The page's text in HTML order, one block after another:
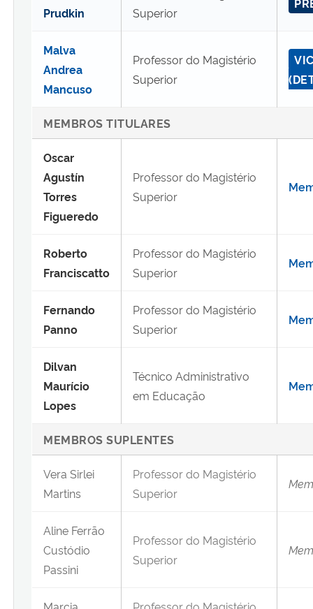
Prudkin
Superior
Malva
Andrea
Mancuso
Professor do Magistério
Superior
MEMBROS TITULARES
Oscar
Agustín
Torres
Figueredo
Professor do Magistério
Superior
Roberto
Franciscatto
Professor do Magistério
Superior
Fernando
Panno
Professor do Magistério
Superior
Dilvan
Maurício
Lopes
Técnico Administrativo
em Educação
MEMBROS SUPLENTES
Vera Sirlei
Martins
Professor do Magistério
Superior
Aline Ferrão
Custódio
Passini
Professor do Magistério
Superior
Marcia Professor do Magistério